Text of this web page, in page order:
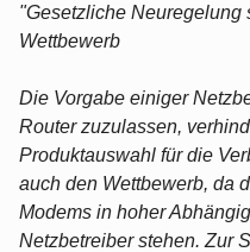
"Gesetzliche Neuregelung
Wettbewerb
Die Vorgabe einiger
Router zuzulassen,
Produktauswahl für die
auch den Wettbewerb, da
Modems in hoher
Netzbetreiber stehen. Zur